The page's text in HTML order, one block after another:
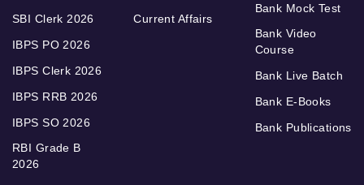
SBI Clerk 2026
IBPS PO 2026
IBPS Clerk 2026
IBPS RRB 2026
IBPS SO 2026
RBI Grade B
2026
Current Affairs
Bank Mock Test
Bank Video
Course
Bank Live Batch
Bank E-Books
Bank Publications